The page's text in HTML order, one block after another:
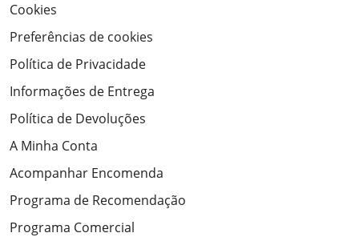
Cookies
Preferências de cookies
Política de Privacidade
Informações de Entrega
Política de Devoluções
A Minha Conta
Acompanhar Encomenda
Programa de Recomendação
Programa Comercial